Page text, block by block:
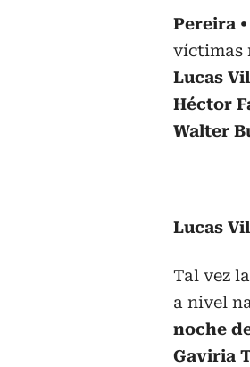
Pereira
víctimas
Lucas
Héctor
Walter
Lucas
Tal vez
a nivel
noche
Gaviria